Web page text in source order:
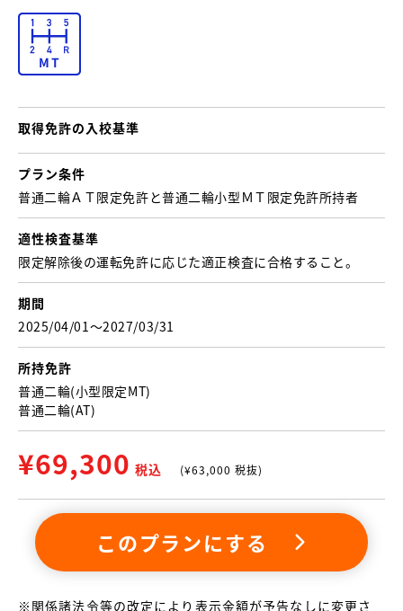
取得免許の入校基準
プラン条件
普通二輪ＡＴ限定免許と普通二輪小型ＭＴ限定免許所持者
適性検査基準
限定解除後の運転免許に応じた適正検査に合格すること。
期間
2025/04/01〜2027/03/31
所持免許
普通二輪(小型限定MT)
普通二輪(AT)
¥69,300 税込 (¥63,000 税抜)
このプランにする
※関係諸法令等の改定により表示金額が予告なしに変更さ